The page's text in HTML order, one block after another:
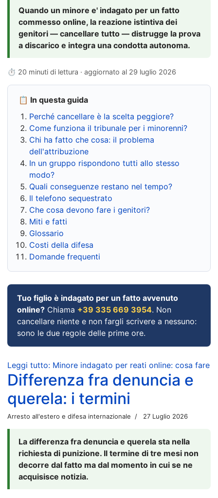
Quando un minore e' indagato per un fatto
commesso online, la reazione istintiva dei
genitori — cancellare tutto — distrugge la prova
a discarico e integra una condotta autonoma.
⏱ 20 minuti di lettura · aggiornato al 29 luglio 2026
📋 In questa guida
Perché cancellare è la scelta peggiore?
Come funziona il tribunale per i minorenni?
Chi ha fatto che cosa: il problema
dell'attribuzione
In un gruppo rispondono tutti allo stesso
modo?
Quali conseguenze restano nel tempo?
Il telefono sequestrato
Che cosa devono fare i genitori?
Miti e fatti
Glossario
Costi della difesa
Domande frequenti
Tuo figlio è indagato per un fatto avvenuto
online? Chiama +39 335 669 3954. Non
cancellare niente e non fargli scrivere a nessuno:
sono le due regole delle prime ore.
Leggi tutto: Minore indagato per reati online: cosa fare
Differenza fra denuncia e
querela: i termini
Arresto all'estero e difesa internazionale 27 Luglio 2026
La differenza fra denuncia e querela sta nella
richiesta di punizione. Il termine di tre mesi non
decorre dal fatto ma dal momento in cui se ne
acquisisce notizia.